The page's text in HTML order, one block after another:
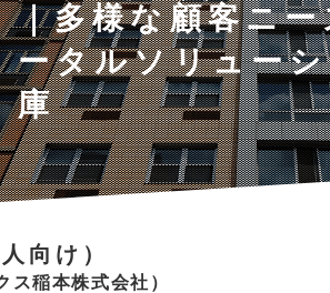
｜多様な顧客ニ
ータルソリュー
庫
向け）
ス稲本株式会社